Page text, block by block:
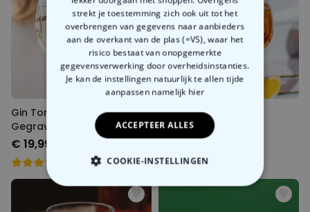
Gin Tonic Glas met Naam
Gegraveerd
€ 19,99
Aperol Spritz Glas
Gegraveerd
€ 19,99
strekt je toestemming zich ook uit tot het
overbrengen van gegevens naar aanbieders
aan de overkant van de plas (=VS), waar het
risico bestaat van onopgemerkte
gegevensverwerking door overheidsinstanties.
Je kan de instellingen natuurlijk te allen tijde
aanpassen namelijk hier
ACCEPTEER ALLES
COOKIE-INSTELLINGEN
NOODZAKELIJK